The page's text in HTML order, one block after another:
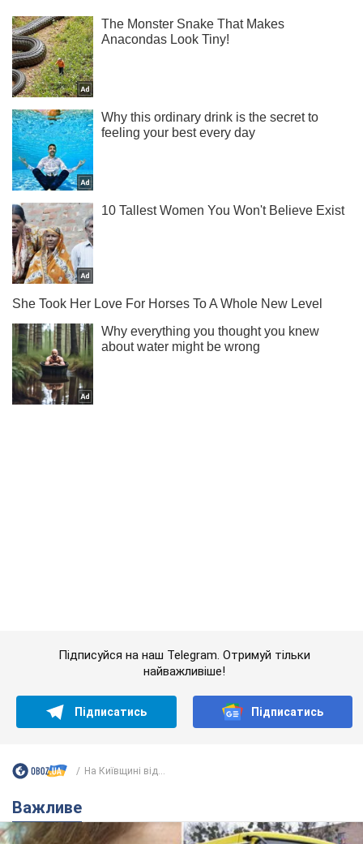
розмовляючи російською мовою у маршрутці:
поліція склала адмінпротокол. Відео